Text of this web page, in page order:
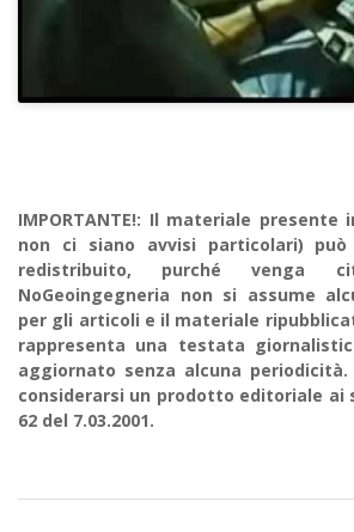
IMPORTANTE!: Il materiale
non ci siano avvisi particolari)
redistribuito, purché venga
NoGeoingegneria non si assume
per gli articoli e il materiale
rappresenta una testata
aggiornato senza alcuna
considerarsi un prodotto editoriale ai
62 del 7.03.2001.